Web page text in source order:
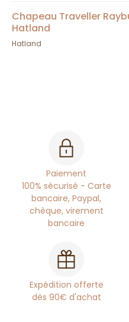
Chapeau Traveller
Hatland
Hatland
Paiement
100% sécurisé - Carte
bancaire, Paypal,
chèque, virement
bancaire
Expédition offerte
dès 90€ d'achat